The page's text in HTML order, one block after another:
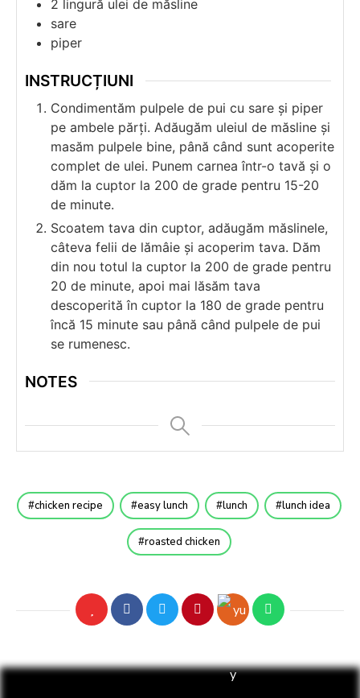
2 lingură ulei de măsline
sare
piper
INSTRUCȚIUNI
Condimentăm pulpele de pui cu sare și piper
pe ambele părți. Adăugăm uleiul de măsline și
masăm pulpele bine, până când sunt acoperite
complet de ulei. Punem carnea într-o tavă și o
dăm la cuptor la 200 de grade pentru 15-20
de minute.
Scoatem tava din cuptor, adăugăm măslinele,
câteva felii de lămâie și acoperim tava. Dăm
din nou totul la cuptor la 200 de grade pentru
20 de minute, apoi mai lăsăm tava
descoperită în cuptor la 180 de grade pentru
încă 15 minute sau până când pulpele de pui
se rumenesc.
NOTES
chicken recipe easy lunch lunch lunch idea
roasted chicken